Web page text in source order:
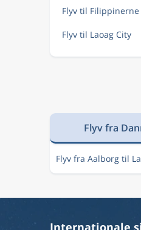
Flyv til Filippinerne
Flyv til Laoag City
Flyv fra
Flyv fra Aalborg til
Internationale